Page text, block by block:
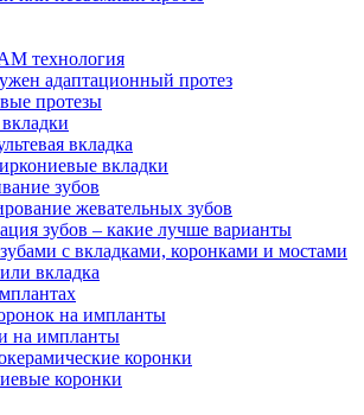
технология
адаптационный протез
протезы
вкладка
вкладки
зубов
жевательных зубов
зубов – какие лучше варианты
с вкладками, коронками и мостами
вкладка
на импланты
на импланты
коронки
коронки